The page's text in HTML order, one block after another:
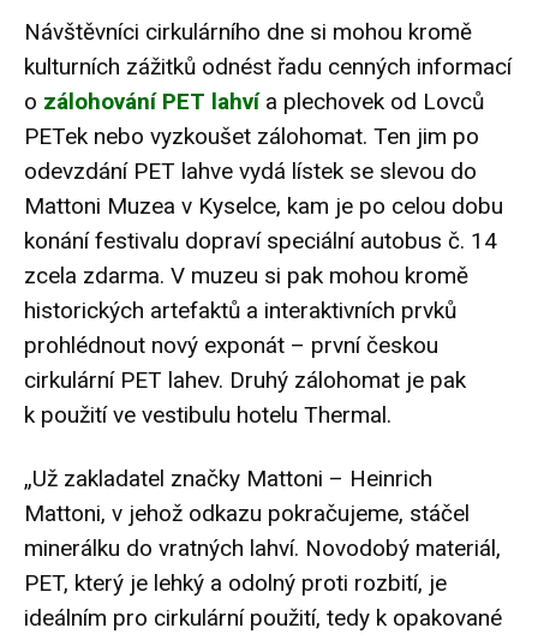
Návštěvníci cirkulárního dne si mohou kromě
kulturních zážitků odnést řadu cenných informací
o zálohování PET lahvía plechovek od Lovců
PETek nebo vyzkoušet zálohomat. Ten jim po
odevzdání PET lahve vydá lístek se slevou do
Mattoni Muzea v Kyselce, kam je po celou dobu
konání festivalu dopraví speciální autobus č. 14
zcela zdarma. V muzeu si pak mohou kromě
historických artefaktů a interaktivních prvků
prohlédnout nový exponát – první českou
cirkulární PET lahev. Druhý zálohomat je pak
k použití ve vestibulu hotelu Thermal.
„Už zakladatel značky Mattoni – Heinrich
Mattoni, v jehož odkazu pokračujeme, stáčel
minerálku do vratných lahví. Novodobý materiál,
PET, který je lehký a odolný proti rozbití, je
ideálním pro cirkulární použití, tedy k opakované